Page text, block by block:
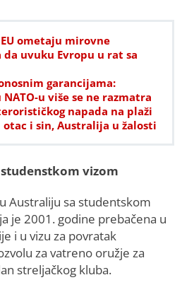
ometaju mirovne
uvuku Evropu u rat sa
garancijama:
u više se ne razmatra
napada na plaži
i sin, Australija u žalosti
vizom
Australiju sa studentskom
je 2001. godine prebačena u
i u vizu za povratak
za vatreno oružje za
streljačkog kluba.